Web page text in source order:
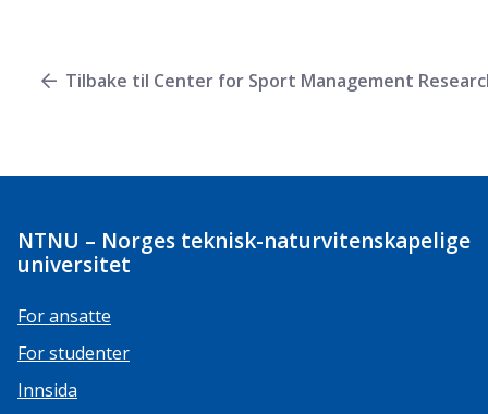
Tilbake til Center for Sport Management
NTNU – Norges teknisk-naturvitenskapelige
universitet
For ansatte
For studenter
Innsida